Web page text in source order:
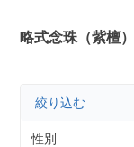
略式念珠（紫檀）
絞り込む
性別